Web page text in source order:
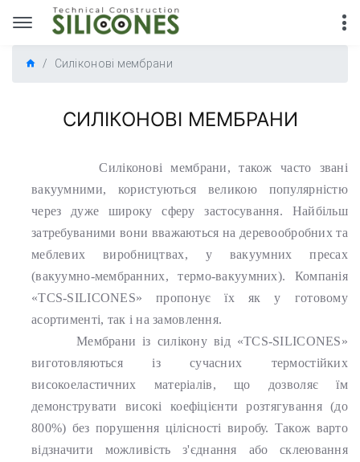
Силіконові мембрани
СИЛІКОНОВІ МЕМБРАНИ
Силіконові мембрани, також часто звані
вакуумними, користуються великою популярністю
через дуже широку сферу застосування. Найбільш
затребуваними вони вважаються на деревообробних та
меблевих виробництвах, у вакуумних пресах
(вакуумно-мембранних, термо-вакуумних). Компанія
«TCS-SILICONES» пропонує їх як у готовому
асортименті, так і на замовлення.
Мембрани із силікону від «TCS-SILICONES»
виготовляються із сучасних термостійких
високоеластичних матеріалів, що дозволяє їм
демонструвати високі коефіцієнти розтягування (до
800%) без порушення цілісності виробу. Також варто
відзначити можливість з'єднання або склеювання